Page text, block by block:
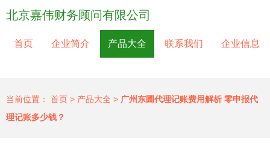
北京嘉伟财务顾问有限公司
首页 企业简介 产品大全 联系我们 企业信息
当前位置： 首页 > 产品大全 > 广州东圃代理记账费用解析 零申报代
理记账多少钱？